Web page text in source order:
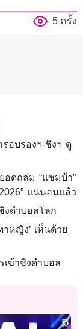
5 ครั้ง
อบรองฯ-ชิงฯ ดู
อดถล่ม “แซมบ้า”
แน่นอนแล้ว
งดำบอลโลก
หญิง’ เห็นด้วย
เข้าชิงดำบอล